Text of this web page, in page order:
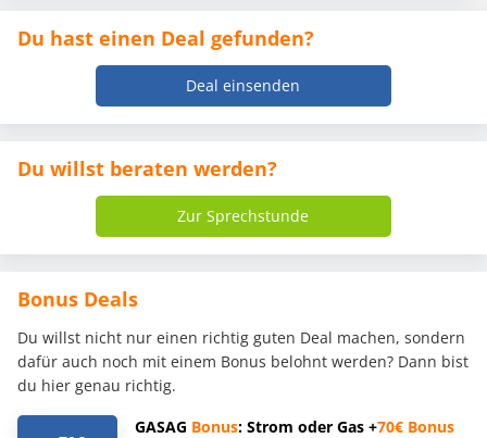
Du hast einen Deal gefunden?
Deal einsenden
Du willst beraten werden?
Zur Sprechstunde
Bonus Deals
Du willst nicht nur einen richtig guten Deal machen, sondern
dafür auch noch mit einem Bonus belohnt werden? Dann bist
du hier genau richtig.
GASAG Bonus: Strom oder Gas +70€ Bonus